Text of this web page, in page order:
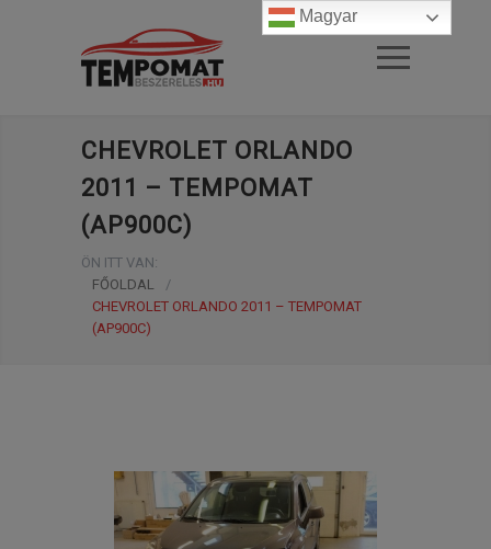
CHEVROLET ORLANDO
2011 – TEMPOMAT
(AP900C)
ÖN ITT VAN:
FŐOLDAL
/
CHEVROLET ORLANDO 2011 – TEMPOMAT
(AP900C)
Magyar